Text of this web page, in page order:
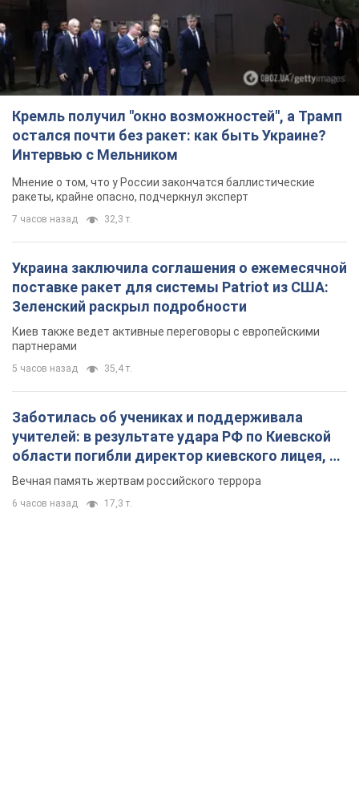
Кремль получил "окно возможностей", а Трамп
остался почти без ракет: как быть Украине?
Интервью с Мельником
Мнение о том, что у России закончатся баллистические
ракеты, крайне опасно, подчеркнул эксперт
7 часов назад 32,3 т.
Украина заключила соглашения о ежемесячной
поставке ракет для системы Patriot из США:
Зеленский раскрыл подробности
Киев также ведет активные переговоры с европейскими
партнерами
5 часов назад 35,4 т.
Заботилась об учениках и поддерживала
учителей: в результате удара РФ по Киевской
области погибли директор киевского лицея, её
муж и внук
Вечная память жертвам российского террора
6 часов назад 17,3 т.